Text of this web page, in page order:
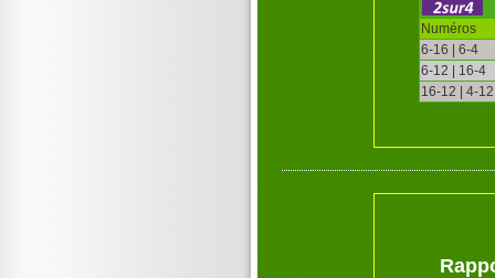
Numéros
6-16 | 6-4
6-12 | 16-4
16-12 | 4-12